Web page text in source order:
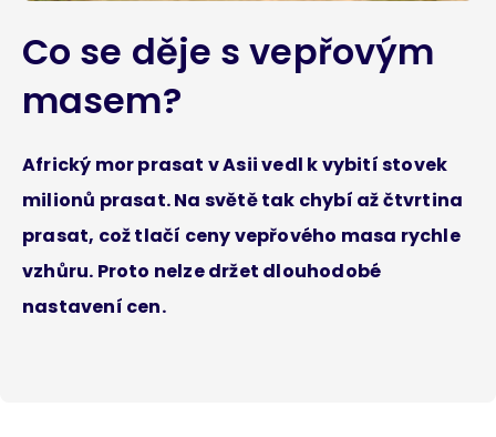
Co se děje s vepřovým
masem?
Africký mor prasat v Asii vedl k vybití stovek
milionů prasat. Na světě tak chybí až čtvrtina
prasat, což tlačí ceny vepřového masa rychle
vzhůru. Proto nelze držet dlouhodobé
nastavení cen.